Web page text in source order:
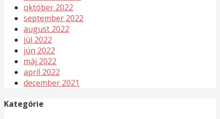
október 2022
september 2022
august 2022
júl 2022
jún 2022
máj 2022
apríl 2022
december 2021
Kategórie